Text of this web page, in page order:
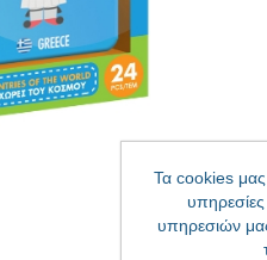
Τα cookies
υπηρεσιών